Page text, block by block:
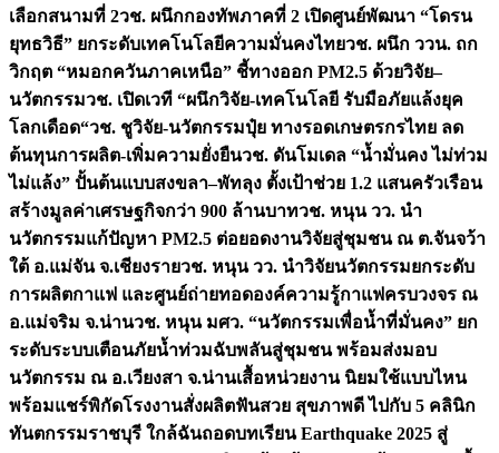
เลือกสนามที่ 2วช. ผนึกกองทัพภาคที่ 2 เปิดศูนย์พัฒนา “โดรน
ยุทธวิธี” ยกระดับเทคโนโลยีความมั่นคงไทยวช. ผนึก ววน. ถก
วิกฤต “หมอกควันภาคเหนือ” ชี้ทางออก PM2.5 ด้วยวิจัย–
นวัตกรรมวช. เปิดเวที “ผนึกวิจัย-เทคโนโลยี รับมือภัยแล้งยุค
โลกเดือด“วช. ชูวิจัย-นวัตกรรมปุ๋ย ทางรอดเกษตรกรไทย ลด
ต้นทุนการผลิต-เพิ่มความยั่งยืนวช. ดันโมเดล “น้ำมั่นคง ไม่ท่วม
ไม่แล้ง” ปั้นต้นแบบสงขลา–พัทลุง ตั้งเป้าช่วย 1.2 แสนครัวเรือน
สร้างมูลค่าเศรษฐกิจกว่า 900 ล้านบาทวช. หนุน วว. นำ
นวัตกรรมแก้ปัญหา PM2.5 ต่อยอดงานวิจัยสู่ชุมชน ณ ต.จันจว้า
ใต้ อ.แม่จัน จ.เชียงรายวช. หนุน วว. นำวิจัยนวัตกรรมยกระดับ
การผลิตกาแฟ และศูนย์ถ่ายทอดองค์ความรู้กาแฟครบวงจร ณ
อ.แม่จริม จ.น่านวช. หนุน มศว. “นวัตกรรมเพื่อน้ำที่มั่นคง” ยก
ระดับระบบเตือนภัยน้ำท่วมฉับพลันสู่ชุมชน พร้อมส่งมอบ
นวัตกรรม ณ อ.เวียงสา จ.น่านเสื้อหน่วยงาน นิยมใช้แบบไหน
พร้อมแชร์พิกัดโรงงานสั่งผลิตฟันสวย สุขภาพดี ไปกับ 5 คลินิก
ทันตกรรมราชบุรี ใกล้ฉันถอดบทเรียน Earthquake 2025 สู่